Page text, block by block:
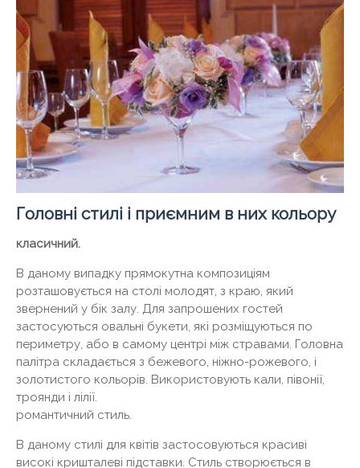
Головні стилі і приємним в них кольору
класичний.
В даному випадку прямокутна композиціям
розташовується на столі молодят, з краю, який
звернений у бік залу. Для запрошених гостей
застосуються овальні букети, які розміщуються по
периметру, або в самому центрі між стравами. Головна
палітра складається з бежевого, ніжно-рожевого, і
золотистого кольорів. Використовують кали, півонії,
троянди і лілії.
романтичний стиль.
В даному стилі для квітів застосовуються красиві
високі кришталеві підставки. Стиль створюється в